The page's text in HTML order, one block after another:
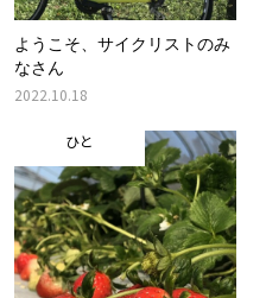
ようこそ、サイクリストのみ
なさん
2022.10.18
ひと